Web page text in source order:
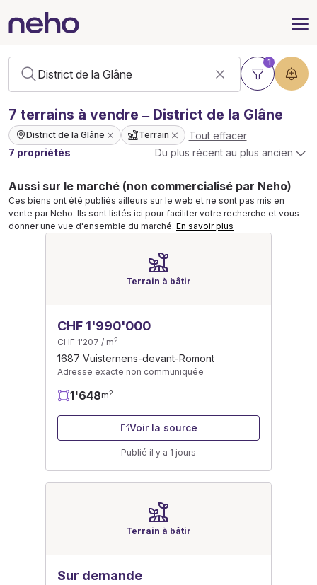
1
7 terrains à vendre – District de la Glâne
District de la Glâne Terrain
Tout effacer
7 propriétés
Du plus récent au plus ancien
Aussi sur le marché (non commercialisé par Neho)
Ces biens ont été publiés ailleurs sur le web et ne sont pas mis en
vente par Neho. Ils sont listés ici pour faciliter votre recherche et vous
donner une vue d'ensemble du marché. En savoir plus
Terrain à bâtir
CHF 1'990'000
CHF 1'207 / m2
1687 Vuisternens-devant-Romont
Adresse exacte non communiquée
1'648m2
Voir la source
Publié il y a 1 jours
Terrain à bâtir
Sur demande